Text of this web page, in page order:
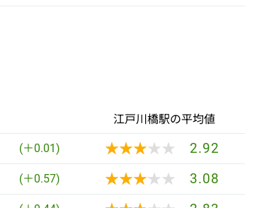
江戸川橋駅の平均値
(＋0.01) ★★★★★
★★★★★ 2.92
(＋0.57) ★★★★★
★★★★★ 3.08